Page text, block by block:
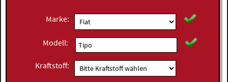
Marke:
Modell:
Kraftstoff: